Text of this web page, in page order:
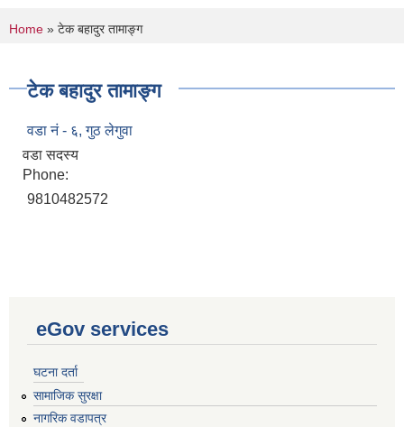
You are here
Home » टेक बहादुर तामाङ्ग
टेक बहादुर तामाङ्ग
वडा नं - ६, गुठ लेगुवा
वडा सदस्य
Phone:
9810482572
eGov services
घटना दर्ता
सामाजिक सुरक्षा
नागरिक वडापत्र